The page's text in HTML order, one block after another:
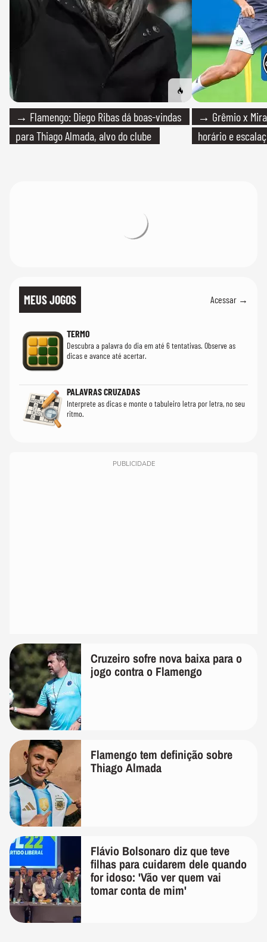
→ Flamengo: Diego Ribas dá boas-vindas
para Thiago Almada, alvo do clube
→ Grêmio x
horário e
MEUS JOGOS Acessar →
TERMO
Descubra a palavra do dia em até 6 tentativas. Observe as
dicas e avance até acertar.
PALAVRAS CRUZADAS
Interprete as dicas e monte o tabuleiro letra por letra, no seu
ritmo.
PUBLICIDADE
Cruzeiro sofre nova baixa para o
jogo contra o Flamengo
Flamengo tem definição sobre
Thiago Almada
Flávio Bolsonaro diz que teve
filhas para cuidarem dele quando
for idoso: 'Vão ver quem vai
tomar conta de mim'